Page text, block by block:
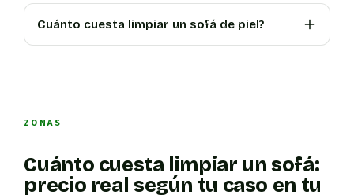
Cuánto cuesta limpiar un sofá de piel?
ZONAS
Cuánto cuesta limpiar un sofá:
precio real según tu caso en tu